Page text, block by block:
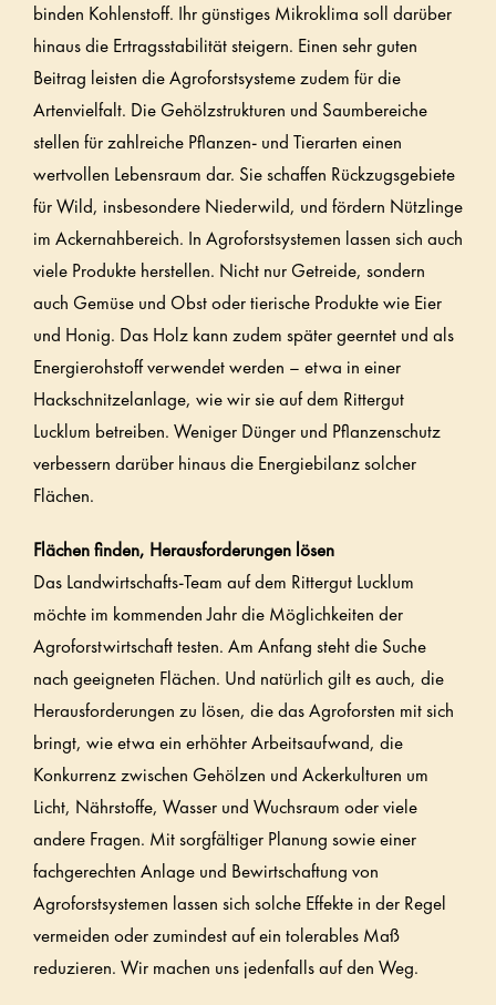
binden Kohlenstoff. Ihr günstiges Mikroklima soll darüber
hinaus die Ertragsstabilität steigern. Einen sehr guten
Beitrag leisten die Agroforstsysteme zudem für die
Artenvielfalt. Die Gehölzstrukturen und Saumbereiche
stellen für zahlreiche Pflanzen- und Tierarten einen
wertvollen Lebensraum dar. Sie schaffen Rückzugsgebiete
für Wild, insbesondere Niederwild, und fördern Nützlinge
im Ackernahbereich. In Agroforstsystemen lassen sich auch
viele Produkte herstellen. Nicht nur Getreide, sondern
auch Gemüse und Obst oder tierische Produkte wie Eier
und Honig. Das Holz kann zudem später geerntet und als
Energierohstoff verwendet werden – etwa in einer
Hackschnitzelanlage, wie wir sie auf dem Rittergut
Lucklum betreiben. Weniger Dünger und Pflanzenschutz
verbessern darüber hinaus die Energiebilanz solcher
Flächen.
Flächen finden, Herausforderungen lösen
Das Landwirtschafts-Team auf dem Rittergut Lucklum
möchte im kommenden Jahr die Möglichkeiten der
Agroforstwirtschaft testen. Am Anfang steht die Suche
nach geeigneten Flächen. Und natürlich gilt es auch, die
Herausforderungen zu lösen, die das Agroforsten mit sich
bringt, wie etwa ein erhöhter Arbeitsaufwand, die
Konkurrenz zwischen Gehölzen und Ackerkulturen um
Licht, Nährstoffe, Wasser und Wuchsraum oder viele
andere Fragen. Mit sorgfältiger Planung sowie einer
fachgerechten Anlage und Bewirtschaftung von
Agroforstsystemen lassen sich solche Effekte in der Regel
vermeiden oder zumindest auf ein tolerables Maß
reduzieren. Wir machen uns jedenfalls auf den Weg.